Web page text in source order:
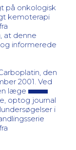
på onkologisk
kemoterapi
at denne
informerede
den
2001. Ved
læge
optog journal
i